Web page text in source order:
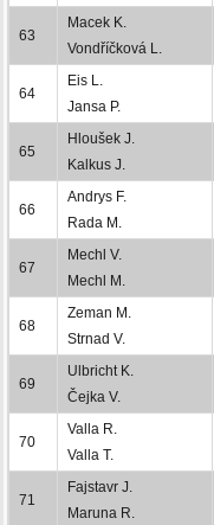
63
Macek K.
Vondříčková L.
64
Eis L.
Jansa P.
65
Hloušek J.
Kalkus J.
66
Andrys F.
Rada M.
67
Mechl V.
Mechl M.
68
Zeman M.
Strnad V.
69
Ulbricht K.
Čejka V.
70
Valla R.
Valla T.
71
Fajstavr J.
Maruna R.